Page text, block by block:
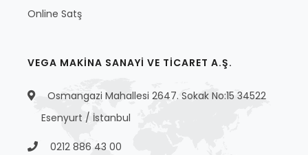
Online Satş
VEGA MAKİNA SANAYİ VE TİCARET A.Ş.
Osmangazi Mahallesi 2647. Sokak No:15 34522
Esenyurt / İstanbul
0212 886 43 00